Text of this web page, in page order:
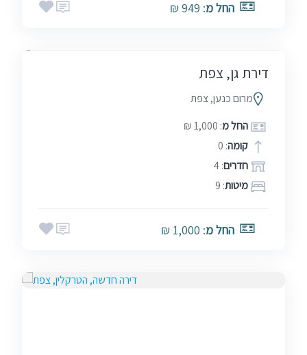
החל מ: 949 ₪
דירת גן, צפת
מרום כנען, צפת
החל מ: 1,000 ₪
קומה: 0
חדרים: 4
מיטות: 9
החל מ: 1,000 ₪